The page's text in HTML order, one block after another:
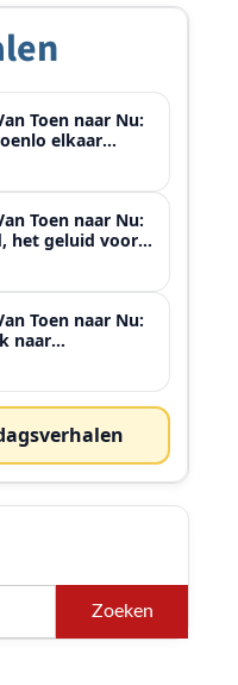
Toen naar Nu:
elkaar
Toen naar Nu:
het geluid voor
Toen naar Nu:
naar